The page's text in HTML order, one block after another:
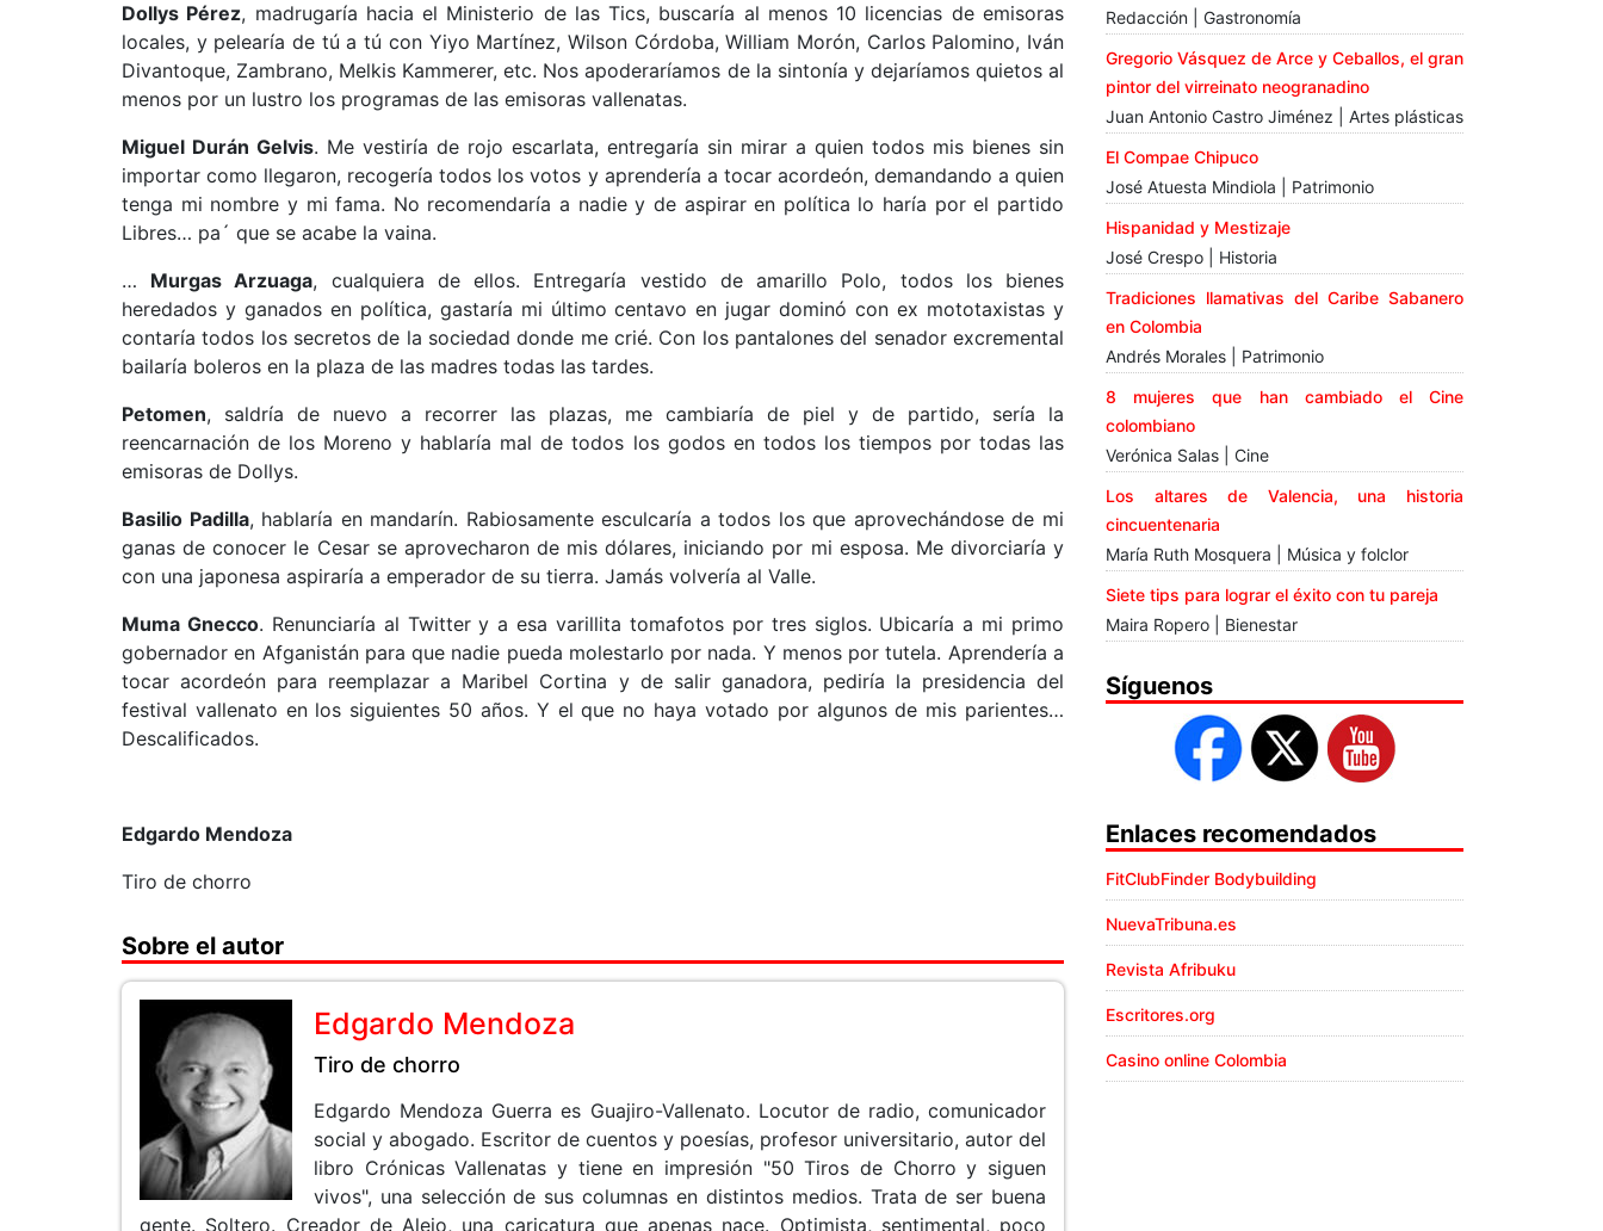
Dollys Pérez, madrugaría hacia el Ministerio de las Tics, buscaría al menos 10 licencias de emisoras
locales, y pelearía de tú a tú con Yiyo Martínez, Wilson Córdoba, William Morón, Carlos Palomino, Iván
Divantoque, Zambrano, Melkis Kammerer, etc. Nos apoderaríamos de la sintonía y dejaríamos quietos al
menos por un lustro los programas de las emisoras vallenatas.
Miguel Durán Gelvis. Me vestiría de rojo escarlata, entregaría sin mirar a quien todos mis bienes sin
importar como llegaron, recogería todos los votos y aprendería a tocar acordeón, demandando a quien
tenga mi nombre y mi fama. No recomendaría a nadie y de aspirar en política lo haría por el partido
Libres… pa´ que se acabe la vaina.
… Murgas Arzuaga, cualquiera de ellos. Entregaría vestido de amarillo Polo, todos los bienes
heredados y ganados en política, gastaría mi último centavo en jugar dominó con ex mototaxistas y
contaría todos los secretos de la sociedad donde me crié. Con los pantalones del senador excremental
bailaría boleros en la plaza de las madres todas las tardes.
Petomen, saldría de nuevo a recorrer las plazas, me cambiaría de piel y de partido, sería la
reencarnación de los Moreno y hablaría mal de todos los godos en todos los tiempos por todas las
emisoras de Dollys.
Basilio Padilla, hablaría en mandarín. Rabiosamente esculcaría a todos los que aprovechándose de mi
ganas de conocer le Cesar se aprovecharon de mis dólares, iniciando por mi esposa. Me divorciaría y
con una japonesa aspiraría a emperador de su tierra. Jamás volvería al Valle.
Muma Gnecco. Renunciaría al Twitter y a esa varillita tomafotos por tres siglos. Ubicaría a mi primo
gobernador en Afganistán para que nadie pueda molestarlo por nada. Y menos por tutela. Aprendería a
tocar acordeón para reemplazar a Maribel Cortina y de salir ganadora, pediría la presidencia del
festival vallenato en los siguientes 50 años. Y el que no haya votado por algunos de mis parientes…
Descalificados.
Edgardo Mendoza
Tiro de chorro
Sobre el autor
Edgardo Mendoza
Tiro de chorro
Edgardo Mendoza Guerra es Guajiro-Vallenato. Locutor de radio, comunicador
social y abogado. Escritor de cuentos y poesías, profesor universitario, autor del
libro Crónicas Vallenatas y tiene en impresión "50 Tiros de Chorro y siguen
vivos", una selección de sus columnas en distintos medios. Trata de ser buena
gente. Soltero. Creador de Alejo, una caricatura que apenas nace. Optimista, sentimental, poco
Redacción | Gastronomía
Gregorio Vásquez de Arce y Ceballos, el gran
pintor del virreinato neogranadino
Juan Antonio Castro Jiménez | Artes plásticas
El Compae Chipuco
José Atuesta Mindiola | Patrimonio
Hispanidad y Mestizaje
José Crespo | Historia
Tradiciones llamativas del Caribe Sabanero
en Colombia
Andrés Morales | Patrimonio
8 mujeres que han cambiado el Cine
colombiano
Verónica Salas | Cine
Los altares de Valencia, una historia
cincuentenaria
María Ruth Mosquera | Música y folclor
Siete tips para lograr el éxito con tu pareja
Maira Ropero | Bienestar
Síguenos
Enlaces recomendados
FitClubFinder Bodybuilding
NuevaTribuna.es
Revista Afribuku
Escritores.org
Casino online Colombia